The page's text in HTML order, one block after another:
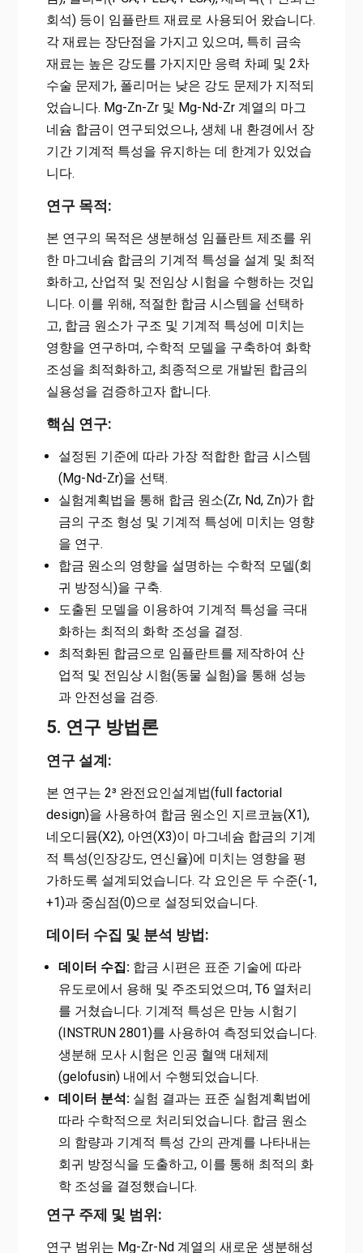
회석) 등이 임플란트 재료로 사용되어 왔습니다.
각 재료는 장단점을 가지고 있으며, 특히 금속
재료는 높은 강도를 가지지만 응력 차폐 및 2차
수술 문제가, 폴리머는 낮은 강도 문제가 지적되
었습니다. Mg-Zn-Zr 및 Mg-Nd-Zr 계열의 마그
네슘 합금이 연구되었으나, 생체 내 환경에서 장
기간 기계적 특성을 유지하는 데 한계가 있었습
니다.
연구 목적:
본 연구의 목적은 생분해성 임플란트 제조를 위
한 마그네슘 합금의 기계적 특성을 설계 및 최적
화하고, 산업적 및 전임상 시험을 수행하는 것입
니다. 이를 위해, 적절한 합금 시스템을 선택하
고, 합금 원소가 구조 및 기계적 특성에 미치는
영향을 연구하며, 수학적 모델을 구축하여 화학
조성을 최적화하고, 최종적으로 개발된 합금의
실용성을 검증하고자 합니다.
핵심 연구:
설정된 기준에 따라 가장 적합한 합금 시스템
(Mg-Nd-Zr)을 선택.
실험계획법을 통해 합금 원소(Zr, Nd, Zn)가 합
금의 구조 형성 및 기계적 특성에 미치는 영향
을 연구.
합금 원소의 영향을 설명하는 수학적 모델(회
귀 방정식)을 구축.
도출된 모델을 이용하여 기계적 특성을 극대
화하는 최적의 화학 조성을 결정.
최적화된 합금으로 임플란트를 제작하여 산
업적 및 전임상 시험(동물 실험)을 통해 성능
과 안전성을 검증.
5. 연구 방법론
연구 설계:
본 연구는 2³ 완전요인설계법(full factorial
design)을 사용하여 합금 원소인 지르코늄(X1),
네오디뮴(X2), 아연(X3)이 마그네슘 합금의 기계
적 특성(인장강도, 연신율)에 미치는 영향을 평
가하도록 설계되었습니다. 각 요인은 두 수준(-1,
+1)과 중심점(0)으로 설정되었습니다.
데이터 수집 및 분석 방법:
데이터 수집:합금 시편은 표준 기술에 따라
유도로에서 용해 및 주조되었으며, T6 열처리
를 거쳤습니다. 기계적 특성은 만능 시험기
(INSTRUN 2801)를 사용하여 측정되었습니다.
생분해 모사 시험은 인공 혈액 대체제
(gelofusin) 내에서 수행되었습니다.
데이터 분석:실험 결과는 표준 실험계획법에
따라 수학적으로 처리되었습니다. 합금 원소
의 함량과 기계적 특성 간의 관계를 나타내는
회귀 방정식을 도출하고, 이를 통해 최적의 화
학 조성을 결정했습니다.
연구 주제 및 범위:
연구 범위는 Mg-Zr-Nd 계열의 새로운 생분해성